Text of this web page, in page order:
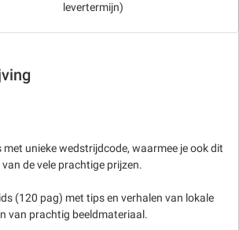
unieke wedstrijdcode, waarmee je ook dit
de vele prachtige prijzen.
(120 pag) met tips en verhalen van lokale
van prachtig beeldmateriaal.
levertermijn)